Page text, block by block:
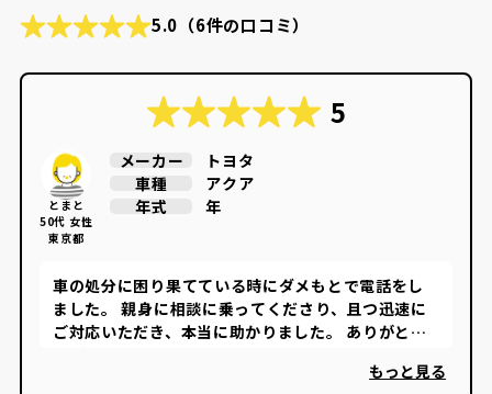
5.0 （6件の口コミ）
5
とまと
50代 女性
東京都
メーカー
トヨタ
車種
アクア
年式
年
車の処分に困り果てている時にダメもとで電話をし
ました。 親身に相談に乗ってくださり、且つ迅速に
ご対応いただき、本当に助かりました。 ありがとう
もっと見る